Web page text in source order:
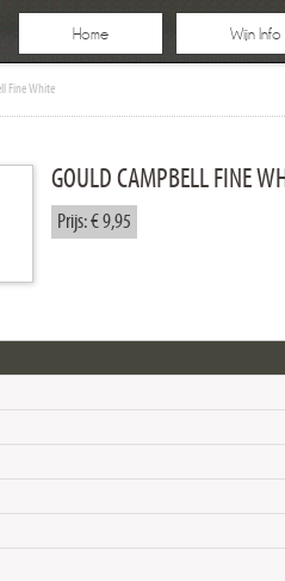
Home Wijn Info
Fine White
GOULD CAMPBELL FINE
Prijs: € 9,95